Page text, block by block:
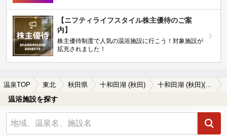
【ニフティライフスタイル株主優待のご案
内】
株主優待制度で人気の温浴施設に行こう！対象施設が
拡充されました！
温泉TOP 東北 秋田県 十和田湖 (秋田)
温浴施設を探す